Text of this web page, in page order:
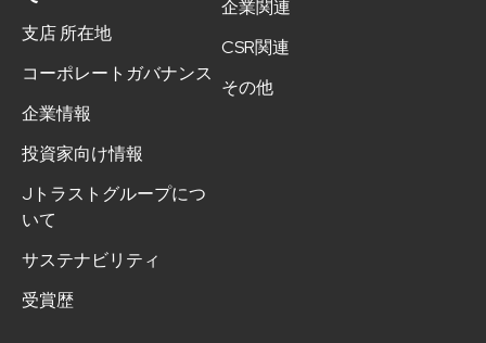
支店 所在地
コーポレートガバナンス
企業情報
投資家向け情報
Jトラストグループにつ
いて
サステナビリティ
受賞歴
企業関連
CSR関連
その他